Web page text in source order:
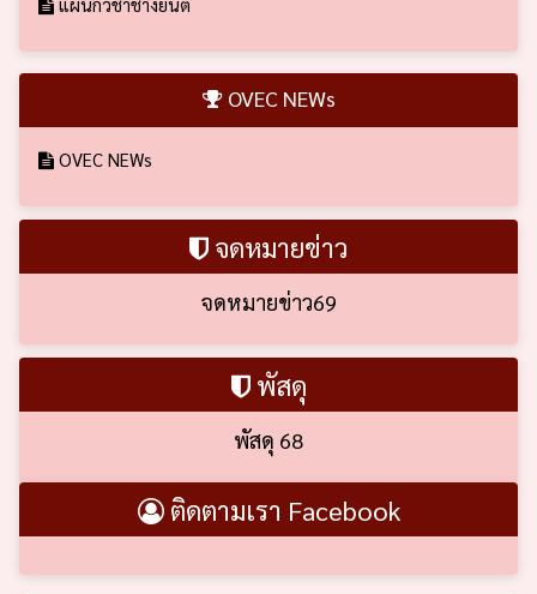
OVEC NEWs
OVEC NEWs
จดหมายข่าว
จดหมายข่าว69
พัสดุ
พัสดุ 68
ติดตามเรา Facebook